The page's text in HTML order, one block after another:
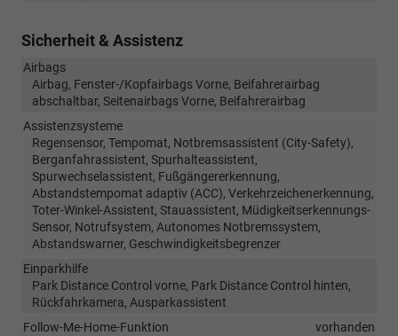
Sicherheit & Assistenz
Airbags
Airbag, Fenster-/Kopfairbags Vorne, Beifahrerairbag
abschaltbar, Seitenairbags Vorne, Beifahrerairbag
Assistenzsysteme
Regensensor, Tempomat, Notbremsassistent (City-Safety),
Berganfahrassistent, Spurhalteassistent,
Spurwechselassistent, Fußgängererkennung,
Abstandstempomat adaptiv (ACC), Verkehrzeichenerkennung,
Toter-Winkel-Assistent, Stauassistent, Müdigkeitserkennungs-
Sensor, Notrufsystem, Autonomes Notbremssystem,
Abstandswarner, Geschwindigkeitsbegrenzer
Einparkhilfe
Park Distance Control vorne, Park Distance Control hinten,
Rückfahrkamera, Ausparkassistent
Follow-Me-Home-Funktion
vorhanden